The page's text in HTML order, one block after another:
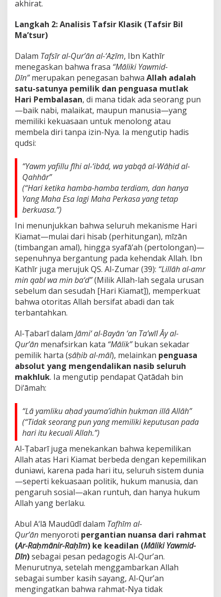
akhirat.
Langkah 2: Analisis Tafsir Klasik (Tafsir Bil
Ma’tsur)
Dalam Tafsīr al-Qur’ān al-‘Aẓīm, Ibn Kathīr
menegaskan bahwa frasa “Māliki Yawmid-
Dīn”merupakan penegasan bahwa Allah adalah
satu-satunya pemilik dan penguasa mutlak
Hari Pembalasan, di mana tidak ada seorang pun
—baik nabi, malaikat, maupun manusia—yang
memiliki kekuasaan untuk menolong atau
membela diri tanpa izin-Nya. Ia mengutip hadis
qudsi:
“Yawm yafillu fīhi al-‘ibād, wa yabqā al-Wāḥid al-
Qahhār”
(“Hari ketika hamba-hamba terdiam, dan hanya
Yang Maha Esa lagi Maha Perkasa yang tetap
berkuasa.”)
Ini menunjukkan bahwa seluruh mekanisme Hari
Kiamat—mulai dari hisab (perhitungan), mīzān
(timbangan amal), hingga syafā‘ah (pertolongan)—
sepenuhnya bergantung pada kehendak Allah. Ibn
Kathīr juga merujuk QS. Al-Zumar (39): “Lillāh al-amr
min qabl wa min ba‘d”(Milik Allah-lah segala urusan
sebelum dan sesudah [Hari Kiamat]), memperkuat
bahwa otoritas Allah bersifat abadi dan tak
terbantahkan.
Al-Ṭabarī dalam Jāmi‘ al-Bayān ‘an Ta’wīl Āy al-
Qur’ān menafsirkan kata “Mālik”bukan sekadar
pemilik harta (ṣāḥib al-māl), melainkan penguasa
absolut yang mengendalikan nasib seluruh
makhluk. Ia mengutip pendapat Qatādah bin
Di‘āmah:
“Lā yamliku aḥad yauma’idhin ḥukman illā Allāh”
(“Tidak seorang pun yang memiliki keputusan pada
hari itu kecuali Allah.”)
Al-Ṭabarī juga menekankan bahwa kepemilikan
Allah atas Hari Kiamat berbeda dengan kepemilikan
duniawi, karena pada hari itu, seluruh sistem dunia
—seperti kekuasaan politik, hukum manusia, dan
pengaruh sosial—akan runtuh, dan hanya hukum
Allah yang berlaku.
Abul A‘lā Maudūdī dalam Tafhīm al-
Qur’ān menyoroti pergantian nuansa dari rahmat
(Ar-Raḥmānir-Raḥīm) ke keadilan (Māliki Yawmid-
Dīn)sebagai pesan pedagogis Al-Qur’an.
Menurutnya, setelah menggambarkan Allah
sebagai sumber kasih sayang, Al-Qur’an
mengingatkan bahwa rahmat-Nya tidak